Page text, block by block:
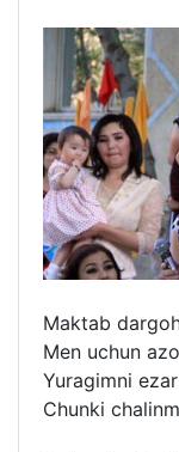
Maktab
Men uchun
Yuragimni
Chunki